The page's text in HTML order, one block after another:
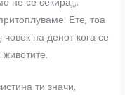
Ете, тоа
на денот кога се
ти значи,